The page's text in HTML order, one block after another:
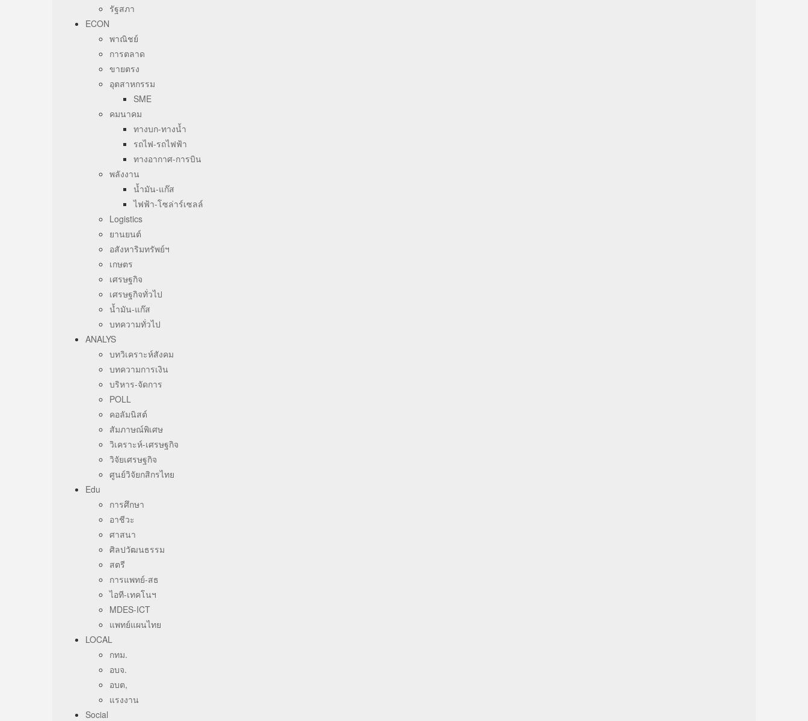
รัฐสภา
ECON
พาณิชย์
การตลาด
ขายตรง
อุตสาหกรรม
SME
คมนาคม
ทางบก-ทางน้ำ
รถไฟ-รถไฟฟ้า
ทางอากาศ-การบิน
พลังงาน
น้ำมัน-แก๊ส
ไฟฟ้า-โซล่าร์เซลล์
Logistics
ยานยนต์
อสังหาริมทรัพย์ฯ
เกษตร
เศรษฐกิจ
เศรษฐกิจทั่วไป
น้ำมัน-แก๊ส
บทความทั่วไป
ANALYS
บทวิเคราะห์สังคม
บทความการเงิน
บริหาร-จัดการ
POLL
คอลัมนิสต์
สัมภาษณ์พิเศษ
วิเคราะห์-เศรษฐกิจ
วิจัยเศรษฐกิจ
ศูนย์วิจัยกสิกรไทย
Edu
การศึกษา
อาชีวะ
ศาสนา
ศิลปวัฒนธรรม
สตรี
การแพทย์-สธ
ไอที-เทคโนฯ
MDES-ICT
แพทย์แผนไทย
LOCAL
กทม.
อบจ.
อบต,
แรงงาน
Social